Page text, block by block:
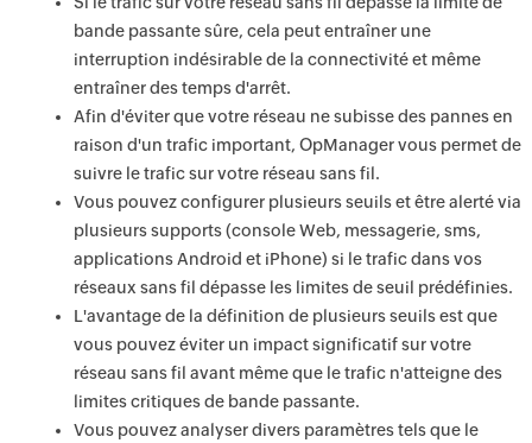
bande passante sûre, cela peut entraîner une
interruption indésirable de la connectivité et même
entraîner des temps d'arrêt.
Afin d'éviter que votre réseau ne subisse des pannes en
raison d'un trafic important, OpManager vous permet de
suivre le trafic sur votre réseau sans fil.
Vous pouvez configurer plusieurs seuils et être alerté via
plusieurs supports (console Web, messagerie, sms,
applications Android et iPhone) si le trafic dans vos
réseaux sans fil dépasse les limites de seuil prédéfinies.
L'avantage de la définition de plusieurs seuils est que
vous pouvez éviter un impact significatif sur votre
réseau sans fil avant même que le trafic n'atteigne des
limites critiques de bande passante.
Vous pouvez analyser divers paramètres tels que le